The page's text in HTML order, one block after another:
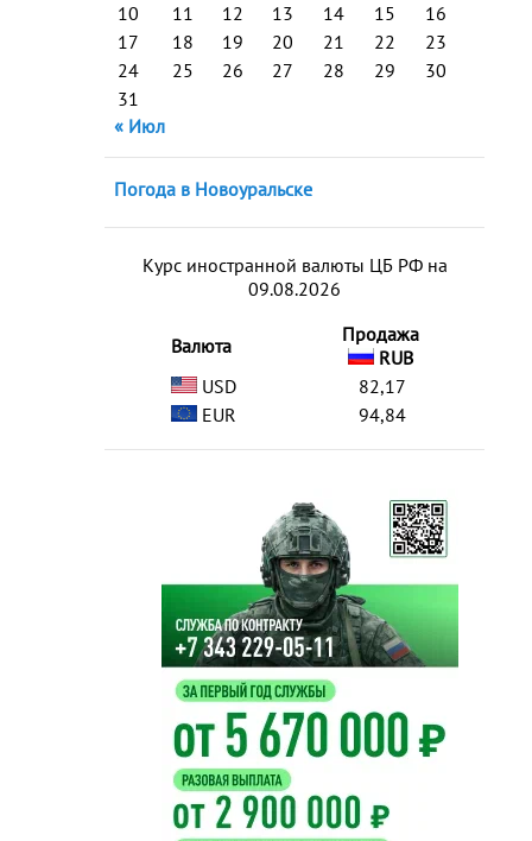
10
11 12 13 14 15
16
17
18 19 20 21 22
23
24
25 26 27 28 29
30
31
« Июл
Погода в Новоуральске
Курс иностранной валюты ЦБ РФ на
09.08.2026
Валюта
Продажа
RUB
USD
82,17
EUR
94,84